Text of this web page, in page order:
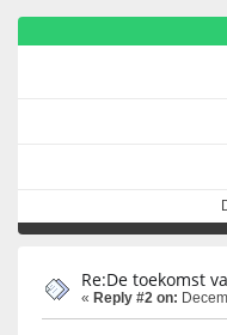
Re:De toekomst
« Reply #2 on: